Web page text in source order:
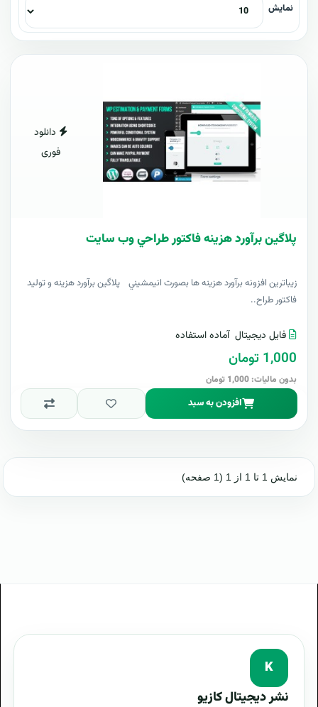
نمایش
دانلود
فوری
پلاگين برآورد هزينه فاکتور طراحي وب سايت
زيباترين افزونه برآورد هزينه ها بصورت انيمشيني پلاگين برآورد هزينه و توليد
فاکتور طراح..
فایل دیجیتال آماده استفاده
1,000 تومان
بدون مالیات: 1,000 تومان
افزودن به سبد
نمایش 1 تا 1 از 1 (1 صفحه)
K
نشر دیجیتال کازیو